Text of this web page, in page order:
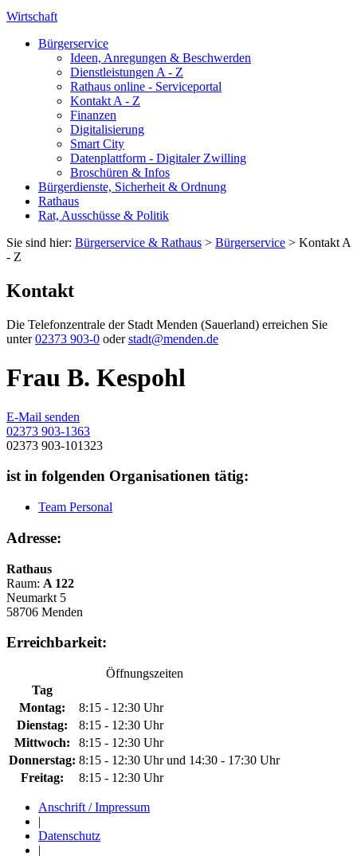
Wirtschaft
Bürgerservice
Ideen, Anregungen & Beschwerden
Dienstleistungen A - Z
Rathaus online - Serviceportal
Kontakt A - Z
Finanzen
Digitalisierung
Smart City
Datenplattform - Digitaler Zwilling
Broschüren & Infos
Bürgerdienste, Sicherheit & Ordnung
Rathaus
Rat, Ausschüsse & Politik
Sie sind hier: Bürgerservice & Rathaus > Bürgerservice > Kontakt A
- Z
Kontakt
Die Telefonzentrale der Stadt Menden (Sauerland) erreichen Sie
unter02373 903-0 oderstadt@menden.de
Frau B. Kespohl
E-Mail senden
02373 903-1363
02373 903-101323
ist in folgenden Organisationen tätig:
Team Personal
Adresse:
Rathaus
Raum: A 122
Neumarkt 5
58706 Menden
Erreichbarkeit:
Öffnungszeiten
Tag
Montag:
8:15 - 12:30 Uhr
Dienstag:
8:15 - 12:30 Uhr
Mittwoch:
8:15 - 12:30 Uhr
Donnerstag: 8:15 - 12:30 Uhr und 14:30 - 17:30 Uhr
Freitag:
8:15 - 12:30 Uhr
Anschrift / Impressum
|
Datenschutz
|